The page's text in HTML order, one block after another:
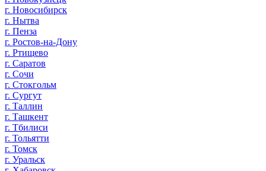
г. Новосибирск
г. Нытва
г. Пенза
г. Ростов-на-Дону
г. Ртищево
г. Саратов
г. Сочи
г. Стокгольм
г. Сургут
г. Таллин
г. Ташкент
г. Тбилиси
г. Тольятти
г. Томск
г. Уральск